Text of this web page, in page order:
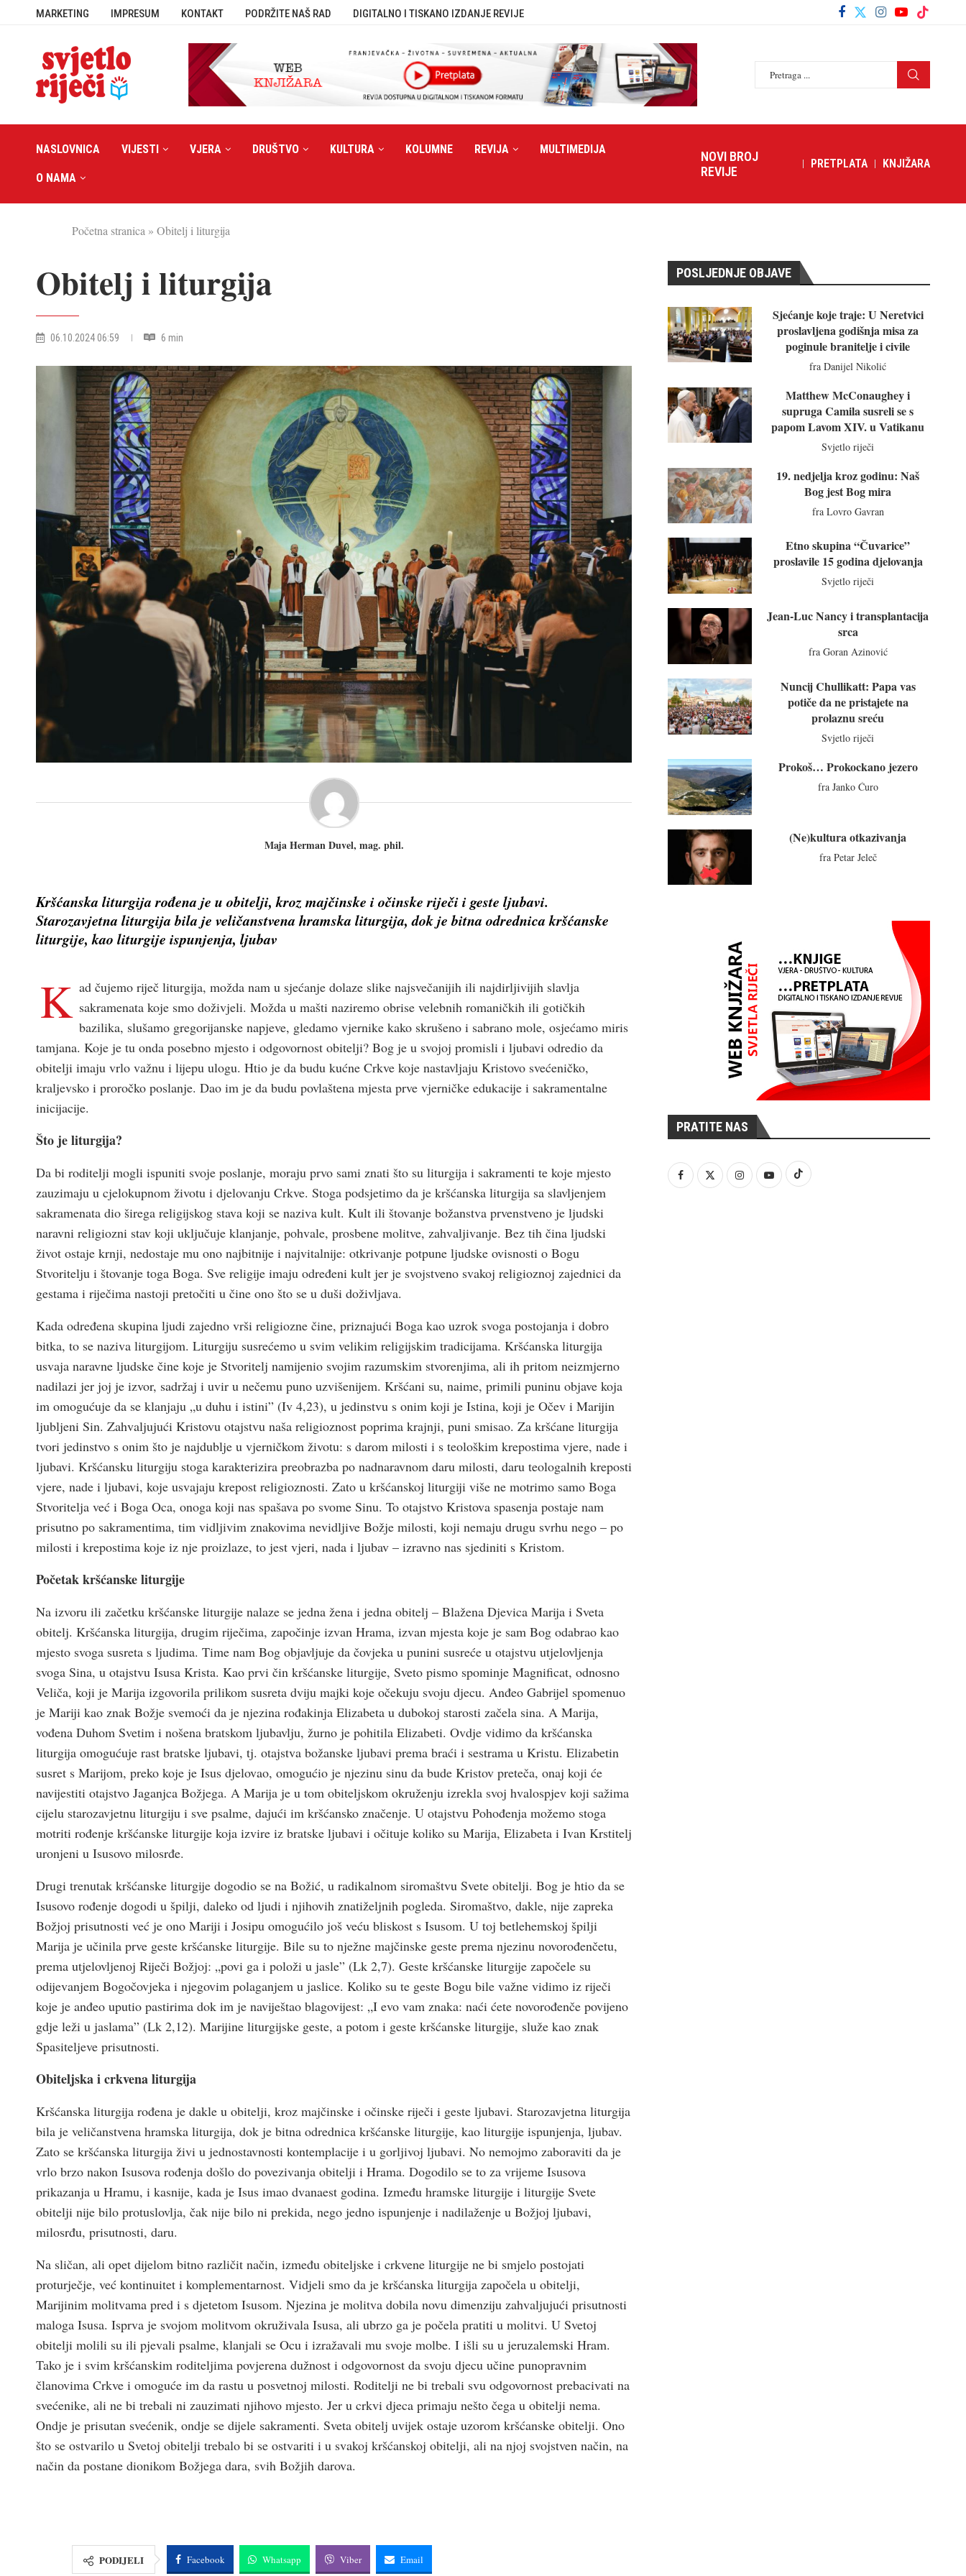
MARKETING IMPRESUM KONTAKT PODRŽITE NAŠ RAD DIGITALNO I TISKANO IZDANJE REVIJE
NASLOVNICA VIJESTI VJERA DRUŠTVO KULTURA KOLUMNE REVIJA MULTIMEDIJA
O NAMA
NOVI BROJ
REVIJE
PRETPLATA KNJIŽARA
Početna stranica » Obitelj i liturgija
Obitelj i liturgija
06.10.2024 06:59 6 min
Maja Herman Duvel, mag. phil.
Kršćanska liturgija rođena je u obitelji, kroz majčinske i očinske riječi i geste ljubavi.
Starozavjetna liturgija bila je veličanstvena hramska liturgija, dok je bitna odrednica kršćanske
liturgije, kao liturgije ispunjenja, ljubav
K ad čujemo riječ liturgija, možda nam u sjećanje dolaze slike najsvečanijih ili najdirljivijih slavlja
sakramenata koje smo doživjeli. Možda u mašti naziremo obrise velebnih romaničkih ili gotičkih
bazilika, slušamo gregorijanske napjeve, gledamo vjernike kako skrušeno i sabrano mole, osjećamo miris
tamjana. Koje je tu onda posebno mjesto i odgovornost obitelji? Bog je u svojoj promisli i ljubavi odredio da
obitelji imaju vrlo važnu i lijepu ulogu. Htio je da budu kućne Crkve koje nastavljaju Kristovo svećeničko,
kraljevsko i proročko poslanje. Dao im je da budu povlaštena mjesta prve vjerničke edukacije i sakramentalne
inicijacije.
Što je liturgija?
Da bi roditelji mogli ispuniti svoje poslanje, moraju prvo sami znati što su liturgija i sakramenti te koje mjesto
zauzimaju u cjelokupnom životu i djelovanju Crkve. Stoga podsjetimo da je kršćanska liturgija sa slavljenjem
sakramenata dio širega religijskog stava koji se naziva kult. Kult ili štovanje božanstva prvenstveno je ljudski
naravni religiozni stav koji uključuje klanjanje, pohvale, prosbene molitve, zahvaljivanje. Bez tih čina ljudski
život ostaje krnji, nedostaje mu ono najbitnije i najvitalnije: otkrivanje potpune ljudske ovisnosti o Bogu
Stvoritelju i štovanje toga Boga. Sve religije imaju određeni kult jer je svojstveno svakoj religioznoj zajednici da
gestama i riječima nastoji pretočiti u čine ono što se u duši doživljava.
Kada određena skupina ljudi zajedno vrši religiozne čine, priznajući Boga kao uzrok svoga postojanja i dobro
bitka, to se naziva liturgijom. Liturgiju susrećemo u svim velikim religijskim tradicijama. Kršćanska liturgija
usvaja naravne ljudske čine koje je Stvoritelj namijenio svojim razumskim stvorenjima, ali ih pritom neizmjerno
nadilazi jer joj je izvor, sadržaj i uvir u nečemu puno uzvišenijem. Kršćani su, naime, primili puninu objave koja
im omogućuje da se klanjaju „u duhu i istini” (Iv 4,23), u jedinstvu s onim koji je Istina, koji je Očev i Marijin
ljubljeni Sin. Zahvaljujući Kristovu otajstvu naša religioznost poprima krajnji, puni smisao. Za kršćane liturgija
tvori jedinstvo s onim što je najdublje u vjerničkom životu: s darom milosti i s teološkim krepostima vjere, nade i
ljubavi. Kršćansku liturgiju stoga karakterizira preobrazba po nadnaravnom daru milosti, daru teologalnih kreposti
vjere, nade i ljubavi, koje usvajaju krepost religioznosti. Zato u kršćanskoj liturgiji više ne motrimo samo Boga
Stvoritelja već i Boga Oca, onoga koji nas spašava po svome Sinu. To otajstvo Kristova spasenja postaje nam
prisutno po sakramentima, tim vidljivim znakovima nevidljive Božje milosti, koji nemaju drugu svrhu nego – po
milosti i krepostima koje iz nje proizlaze, to jest vjeri, nada i ljubav – izravno nas sjediniti s Kristom.
Početak kršćanske liturgije
Na izvoru ili začetku kršćanske liturgije nalaze se jedna žena i jedna obitelj – Blažena Djevica Marija i Sveta
obitelj. Kršćanska liturgija, drugim riječima, započinje izvan Hrama, izvan mjesta koje je sam Bog odabrao kao
mjesto svoga susreta s ljudima. Time nam Bog objavljuje da čovjeka u punini susreće u otajstvu utjelovljenja
svoga Sina, u otajstvu Isusa Krista. Kao prvi čin kršćanske liturgije, Sveto pismo spominje Magnificat, odnosno
Veliča, koji je Marija izgovorila prilikom susreta dviju majki koje očekuju svoju djecu. Anđeo Gabrijel spomenuo
je Mariji kao znak Božje svemoći da je njezina rođakinja Elizabeta u dubokoj starosti začela sina. A Marija,
vođena Duhom Svetim i nošena bratskom ljubavlju, žurno je pohitila Elizabeti. Ovdje vidimo da kršćanska
liturgija omogućuje rast bratske ljubavi, tj. otajstva božanske ljubavi prema braći i sestrama u Kristu. Elizabetin
susret s Marijom, preko koje je Isus djelovao, omogućio je njezinu sinu da bude Kristov preteča, onaj koji će
navijestiti otajstvo Jaganjca Božjega. A Marija je u tom obiteljskom okruženju izrekla svoj hvalospjev koji sažima
cijelu starozavjetnu liturgiju i sve psalme, dajući im kršćansko značenje. U otajstvu Pohođenja možemo stoga
motriti rođenje kršćanske liturgije koja izvire iz bratske ljubavi i očituje koliko su Marija, Elizabeta i Ivan Krstitelj
uronjeni u Isusovo milosrđe.
Drugi trenutak kršćanske liturgije dogodio se na Božić, u radikalnom siromaštvu Svete obitelji. Bog je htio da se
Isusovo rođenje dogodi u špilji, daleko od ljudi i njihovih znatiželjnih pogleda. Siromaštvo, dakle, nije zapreka
Božjoj prisutnosti već je ono Mariji i Josipu omogućilo još veću bliskost s Isusom. U toj betlehemskoj špilji
Marija je učinila prve geste kršćanske liturgije. Bile su to nježne majčinske geste prema njezinu novorođenčetu,
prema utjelovljenoj Riječi Božjoj: „povi ga i položi u jasle” (Lk 2,7). Geste kršćanske liturgije započele su
odijevanjem Bogočovjeka i njegovim polaganjem u jaslice. Koliko su te geste Bogu bile važne vidimo iz riječi
koje je anđeo uputio pastirima dok im je naviještao blagovijest: „I evo vam znaka: naći ćete novorođenče povijeno
gdje leži u jaslama” (Lk 2,12). Marijine liturgijske geste, a potom i geste kršćanske liturgije, služe kao znak
Spasiteljeve prisutnosti.
Obiteljska i crkvena liturgija
Kršćanska liturgija rođena je dakle u obitelji, kroz majčinske i očinske riječi i geste ljubavi. Starozavjetna liturgija
bila je veličanstvena hramska liturgija, dok je bitna odrednica kršćanske liturgije, kao liturgije ispunjenja, ljubav.
Zato se kršćanska liturgija živi u jednostavnosti kontemplacije i u gorljivoj ljubavi. No nemojmo zaboraviti da je
vrlo brzo nakon Isusova rođenja došlo do povezivanja obitelji i Hrama. Dogodilo se to za vrijeme Isusova
prikazanja u Hramu, i kasnije, kada je Isus imao dvanaest godina. Između hramske liturgije i liturgije Svete
obitelji nije bilo protuslovlja, čak nije bilo ni prekida, nego jedno ispunjenje i nadilaženje u Božjoj ljubavi,
milosrđu, prisutnosti, daru.
Na sličan, ali opet dijelom bitno različit način, između obiteljske i crkvene liturgije ne bi smjelo postojati
proturječje, već kontinuitet i komplementarnost. Vidjeli smo da je kršćanska liturgija započela u obitelji,
Marijinim molitvama pred i s djetetom Isusom. Njezina je molitva dobila novu dimenziju zahvaljujući prisutnosti
maloga Isusa. Isprva je svojom molitvom okruživala Isusa, ali ubrzo ga je počela pratiti u molitvi. U Svetoj
obitelji molili su ili pjevali psalme, klanjali se Ocu i izražavali mu svoje molbe. I išli su u jeruzalemski Hram.
Tako je i svim kršćanskim roditeljima povjerena dužnost i odgovornost da svoju djecu učine punopravnim
članovima Crkve i omoguće im da rastu u posvetnoj milosti. Roditelji ne bi trebali svu odgovornost prebacivati ​​na
svećenike, ali ne bi trebali ni zauzimati njihovo mjesto. Jer u crkvi djeca primaju nešto čega u obitelji nema.
Ondje je prisutan svećenik, ondje se dijele sakramenti. Sveta obitelj uvijek ostaje uzorom kršćanske obitelji. Ono
što se ostvarilo u Svetoj obitelji trebalo bi se ostvariti i u svakoj kršćanskoj obitelji, ali na njoj svojstven način, na
način da postane dionikom Božjega dara, svih Božjih darova.
PODIJELI Facebook Whatsapp Viber Email
POSLJEDNJE OBJAVE
Sjećanje koje traje: U Neretvici
proslavljena godišnja misa za
poginule branitelje i civile
fra Danijel Nikolić
Matthew McConaughey i
supruga Camila susreli se s
papom Lavom XIV. u Vatikanu
Svjetlo riječi
19. nedjelja kroz godinu: Naš
Bog jest Bog mira
fra Lovro Gavran
Etno skupina “Čuvarice”
proslavile 15 godina djelovanja
Svjetlo riječi
Jean-Luc Nancy i transplantacija
srca
fra Goran Azinović
Nuncij Chullikatt: Papa vas
potiče da ne pristajete na
prolaznu sreću
Svjetlo riječi
Prokoš… Prokockano jezero
fra Janko Ćuro
(Ne)kultura otkazivanja
fra Petar Jeleč
PRATITE NAS